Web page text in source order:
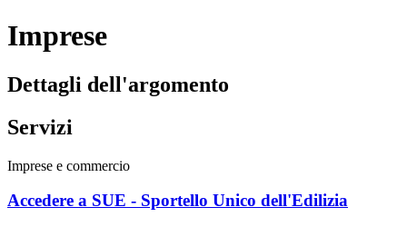
Imprese
Dettagli dell'argomento
Servizi
Imprese e commercio
Accedere a SUE - Sportello Unico dell'Edilizia